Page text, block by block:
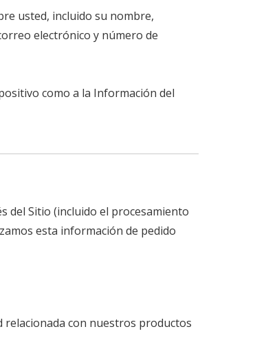
usted, incluido su nombre,
electrónico y número de
como a la Información del
del Sitio (incluido el procesamiento
esta información de pedido
con nuestros productos